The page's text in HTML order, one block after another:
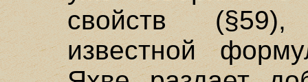
свойств
известной